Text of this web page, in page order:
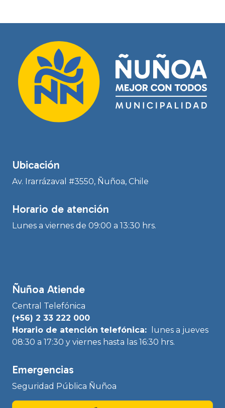
Ubicación
Av. Irarrázaval #3550, Ñuñoa, Chile
Horario de atención
Lunes a viernes de 09:00 a 13:30 hrs.
Ñuñoa Atiende
Central Telefónica
(+56) 2 33 222 000
Horario de atención telefónica:
lunes a jueves
08:30 a 17:30 y viernes hasta las 16:30 hrs.
Emergencias
Seguridad Pública Ñuñoa